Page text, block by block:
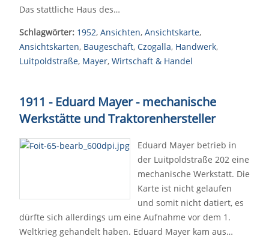
Das stattliche Haus des…
Schlagwörter: 1952, Ansichten, Ansichtskarte,
Ansichtskarten, Baugeschäft, Czogalla, Handwerk,
Luitpoldstraße, Mayer, Wirtschaft & Handel
1911 - Eduard Mayer - mechanische
Werkstätte und Traktorenhersteller
Eduard Mayer betrieb in
der Luitpoldstraße 202 eine
mechanische Werkstatt. Die
Karte ist nicht gelaufen
und somit nicht datiert, es
dürfte sich allerdings um eine Aufnahme vor dem 1.
Weltkrieg gehandelt haben. Eduard Mayer kam aus…